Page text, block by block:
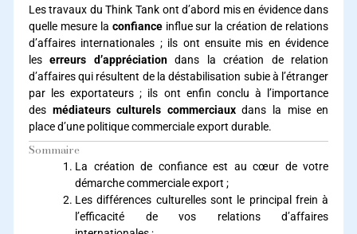
Les travaux du Think Tank ont d’abord mis en évidence dans
quelle mesure la confianceinflue sur la création de relations
d’affaires internationales ; ils ont ensuite mis en évidence
leserreurs d’appréciationdans la création de relation
d’affaires qui résultent de la déstabilisation subie à l’étranger
par les exportateurs ; ils ont enfin conclu à l’importance
des médiateurs culturels commerciauxdans la mise en
place d’une politique commerciale export durable.
Sommaire
La création de confiance est au cœur de votre
démarche commerciale export ;
Les différences culturelles sont le principal frein à
l’efficacité de vos relations d’affaires